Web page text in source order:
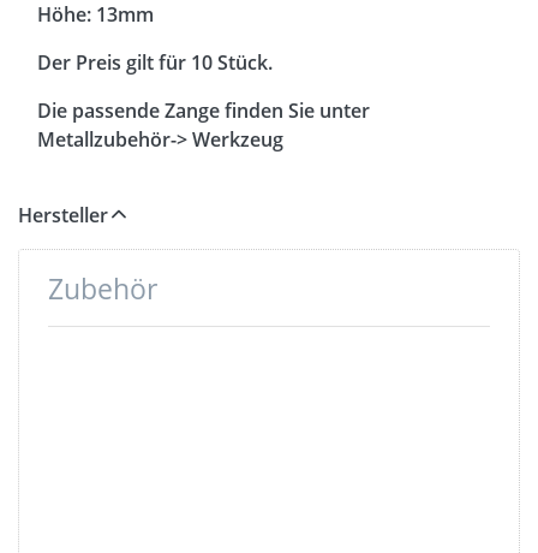
Höhe: 13mm
Der Preis gilt für 10 Stück.
Die passende Zange finden Sie unter
Metallzubehör-> Werkzeug
Hersteller
Zubehör